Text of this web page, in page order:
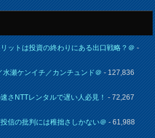
ットは投資の終わりにある出口戦略？＠-
瀬ケンイチ／カンチュンド＠- 127,836
さNTTレンタルで遅い人必見！- 72,267
信の批判には稚拙さしかない＠- 61,988